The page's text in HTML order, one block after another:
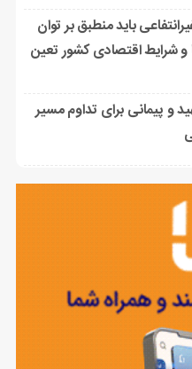
باید منطبق بر توان
و شرایط اقتصادی کشور تعین
و پیمانی برای تداوم مسیر